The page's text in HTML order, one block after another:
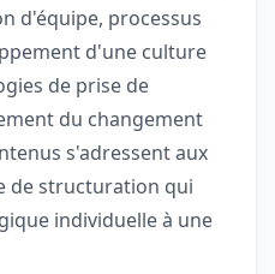
d'équipe, processus
d'une culture
de prise de
du changement
s'adressent aux
de structuration qui
individuelle à une